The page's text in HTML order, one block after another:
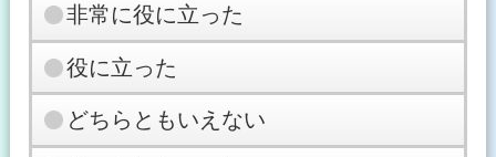
非常に役に立った
役に立った
どちらともいえない